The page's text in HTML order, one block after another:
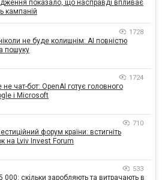
показало, що насправді впливає
кампаній
1728
не буде колишнім: AI повністю
пошуку
1724
не чат-бот: OpenAI готує головного
і Microsoft
710
форум країни: встигніть
на Lviv Invest Forum
533
000: скільки заробляють та витрачають в